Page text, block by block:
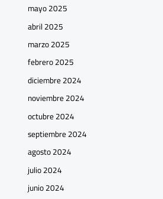
mayo 2025
abril 2025
marzo 2025
febrero 2025
diciembre 2024
noviembre 2024
octubre 2024
septiembre 2024
agosto 2024
julio 2024
junio 2024